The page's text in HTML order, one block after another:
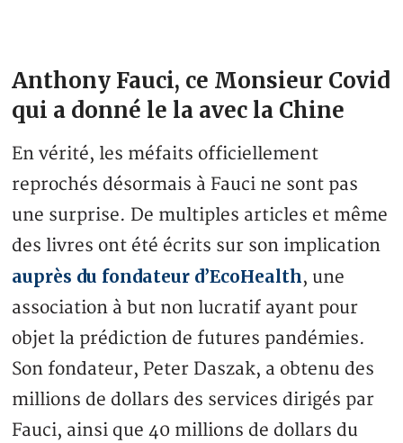
Anthony Fauci, ce Monsieur Covid
qui a donné le la avec la Chine
En vérité, les méfaits officiellement
reprochés désormais à Fauci ne sont pas
une surprise. De multiples articles et même
des livres ont été écrits sur son implication
auprès du fondateur d’EcoHealth, une
association à but non lucratif ayant pour
objet la prédiction de futures pandémies.
Son fondateur, Peter Daszak, a obtenu des
millions de dollars des services dirigés par
Fauci, ainsi que 40 millions de dollars du